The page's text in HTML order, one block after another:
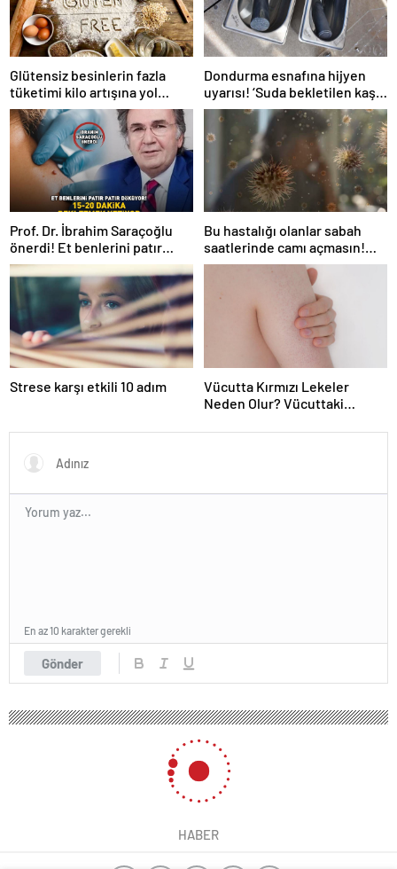
Glütensiz besinlerin fazla
tüketimi kilo artışına yol
açabilir
Dondurma esnafına hijyen
uyarısı! ‘Suda bekletilen kaşık
çapraz bulaşmaya neden
olabilir’
Prof. Dr. İbrahim Saraçoğlu
önerdi! Et benlerini patır
patır döküyor! ’15-20 DAKİKA
BEKLETMEK YETİYOR!’
Bu hastalığı olanlar sabah
saatlerinde camı açmasın!
Burun tıkanıklığı, hapşırık,
kaşıntı, öksürük… Meğer
tetikliyormuş
Strese karşı etkili 10 adım
Vücutta Kırmızı Lekeler
Neden Olur? Vücuttaki
Geçer?
Gönder
En az 10 karakter gerekli
HABER